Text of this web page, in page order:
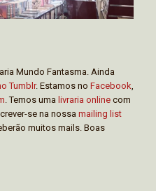
Mundo Fantasma. Ainda
Tumblr. Estamos no Facebook,
. Temos uma livraria online com
se na nossa mailing list
muitos mails. Boas